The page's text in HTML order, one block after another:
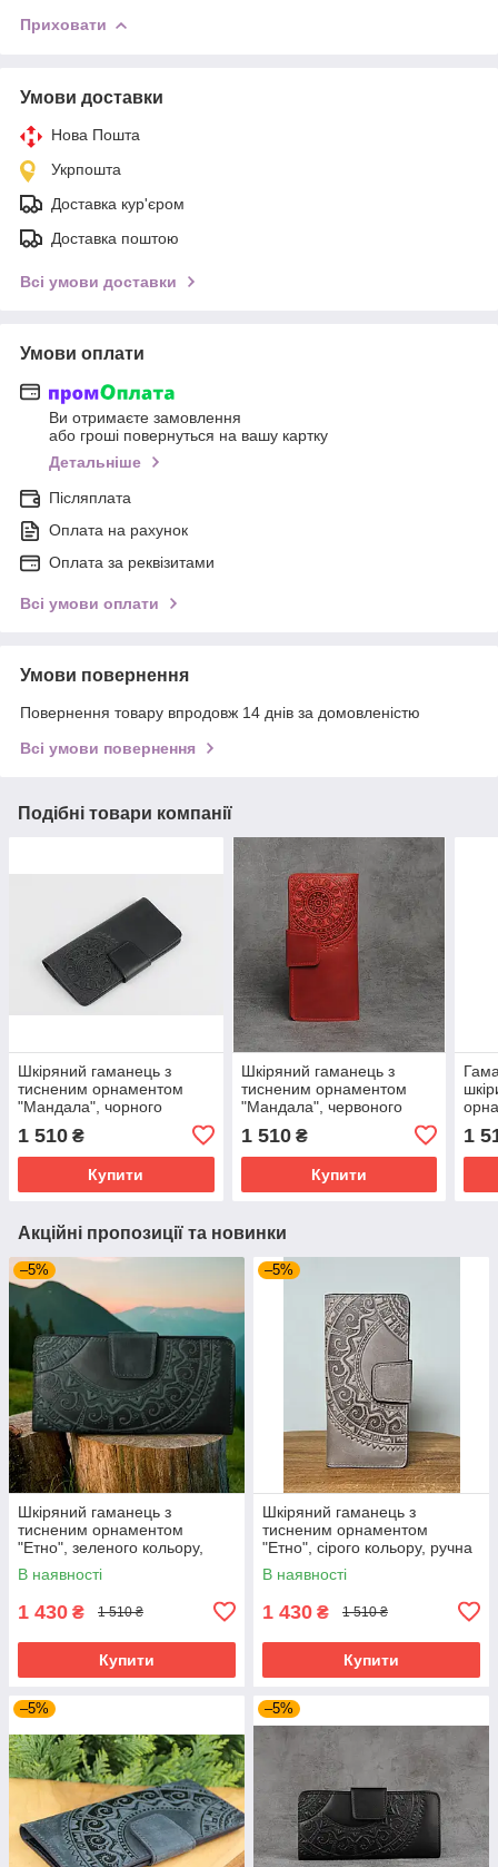
Приховати
Умови доставки
Нова Пошта
Укрпошта
Доставка кур'єром
Доставка поштою
Всі умови доставки
Умови оплати
Ви отримаєте замовлення
або гроші повернуться на вашу картку
Детальніше
Післяплата
Оплата на рахунок
Оплата за реквізитами
Всі умови оплати
Умови повернення
Повернення товару впродовж 14 днів за домовленістю
Всі умови повернення
Подібні товари компанії
Шкіряний гаманець з
тисненим орнаментом
"Мандала", чорного
21х11 см
1 510 ₴
Купити
Шкіряний гаманець з
тисненим орнаментом
"Мандала", червоного
21х11 см
1 510₴
Купити
1
Акційні пропозиції та новинки
–5%
Шкіряний гаманець з
тисненим орнаментом
"Етно", зеленого кольору,
ручна робота, 21х11 см
В наявності
1 430 ₴ 1 510 ₴
Купити
–5%
Шкіряний гаманець з
тисненим орнаментом
"Етно", сірого кольору, ручна
робота, 21х11 см
В наявності
1 430 ₴ 1 510 ₴
Купити
–5% –5%